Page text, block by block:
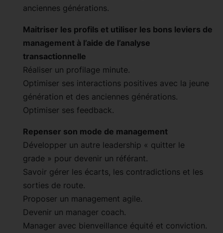
anciennes générations.
Maitriser les profils et utiliser les bons leviers de
management à l’aide de l’analyse
transactionnelle
Réaliser un profilage minute.
Optimiser ses interactions positives avec la jeune
génération et des anciennes générations.
Optimiser ses feedback.
Repenser son mode de management
Développer un autre leadership « quitter le
grade » pour devenir un référant.
Savoir gérer les écarts, les contradictions et les
sorties de route.
Proposer un management agile.
Devenir un manager coach.
Manager avec bienveillance équité et conviction.